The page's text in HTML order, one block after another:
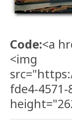
Code:<a
<img
fde4-